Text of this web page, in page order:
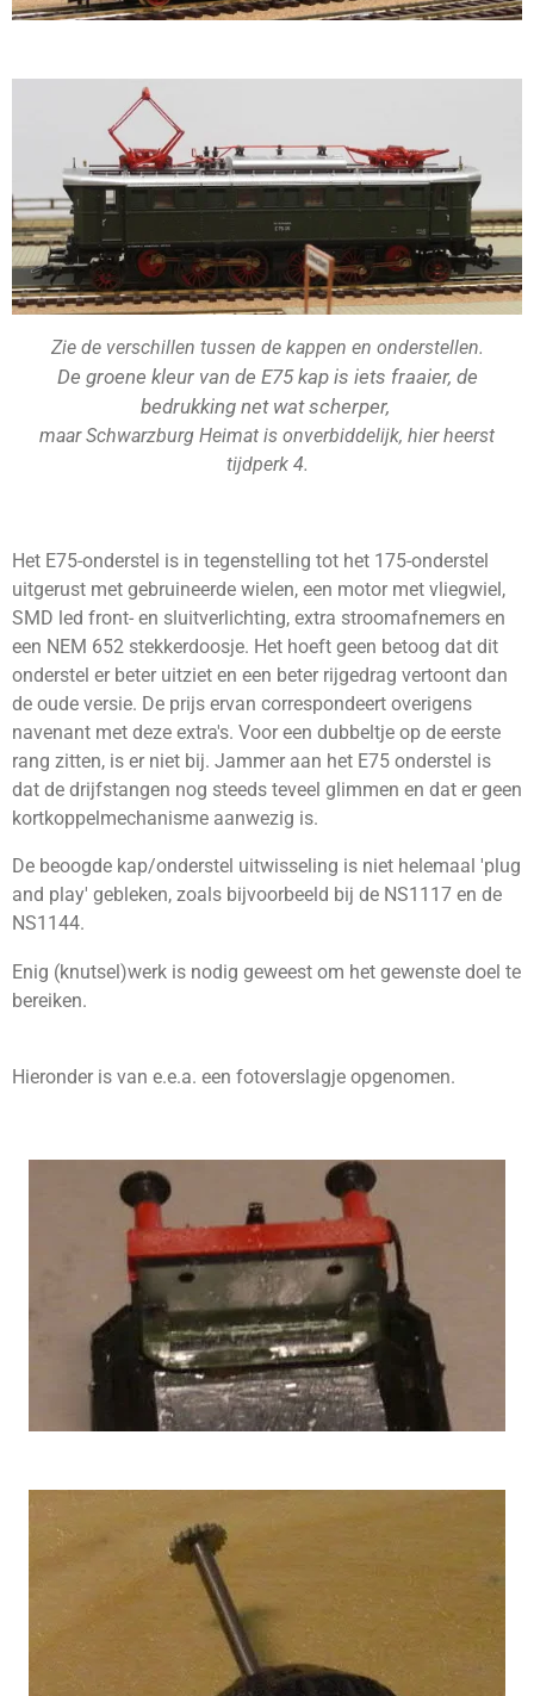
Zie de verschillen tussen de kappen en onderstellen.
De groene kleur van de E75 kap is iets fraaier, de
bedrukking net wat scherper,
maar Schwarzburg Heimat is onverbiddelijk, hier heerst
tijdperk 4.
Het E75-onderstel is in tegenstelling tot het 175-onderstel
uitgerust met gebruineerde wielen, een motor met vliegwiel,
SMD led front- en sluitverlichting, extra stroomafnemers en
een NEM 652 stekkerdoosje. Het hoeft geen betoog dat dit
onderstel er beter uitziet en een beter rijgedrag vertoont dan
de oude versie. De prijs ervan correspondeert overigens
navenant met deze extra's. Voor een dubbeltje op de eerste
rang zitten, is er niet bij. Jammer aan het E75 onderstel is
dat de drijfstangen nog steeds teveel glimmen en dat er geen
kortkoppelmechanisme aanwezig is.
De beoogde kap/onderstel uitwisseling is niet helemaal 'plug
and play' gebleken, zoals bijvoorbeeld bij de NS1117 en de
NS1144.
Enig (knutsel)werk is nodig geweest om het gewenste doel te
bereiken.
Hieronder is van e.e.a. een fotoverslagje opgenomen.